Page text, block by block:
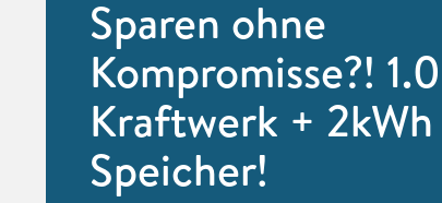
Sparen ohne
Kompromisse?!
Kraftwerk +
Speicher!